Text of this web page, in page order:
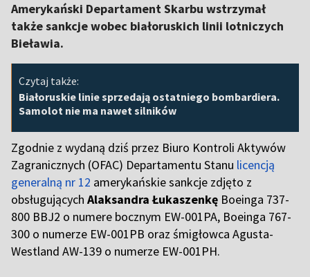
Amerykański Departament Skarbu wstrzymał
także sankcje wobec białoruskich linii lotniczych
Bieławia.
Czytaj także:
Białoruskie linie sprzedają ostatniego bombardiera.
Samolot nie ma nawet silników
Zgodnie z wydaną dziś przez Biuro Kontroli Aktywów
Zagranicznych (OFAC) Departamentu Stanu licencją
generalną nr 12 amerykańskie sankcje zdjęto z
obsługujących Alaksandra Łukaszenkę Boeinga 737-
800 BBJ2 o numere bocznym EW-001PA, Boeinga 767-
300 o numerze EW-001PB oraz śmigłowca Agusta-
Westland AW-139 o numerze EW-001PH.